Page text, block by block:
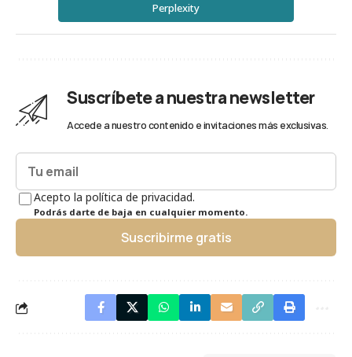
Perplexity
Suscríbete a nuestra newsletter
Accede a nuestro contenido e invitaciones más exclusivas.
Acepto la política de privacidad.
Podrás darte de baja en cualquier momento.
Suscribirme gratis